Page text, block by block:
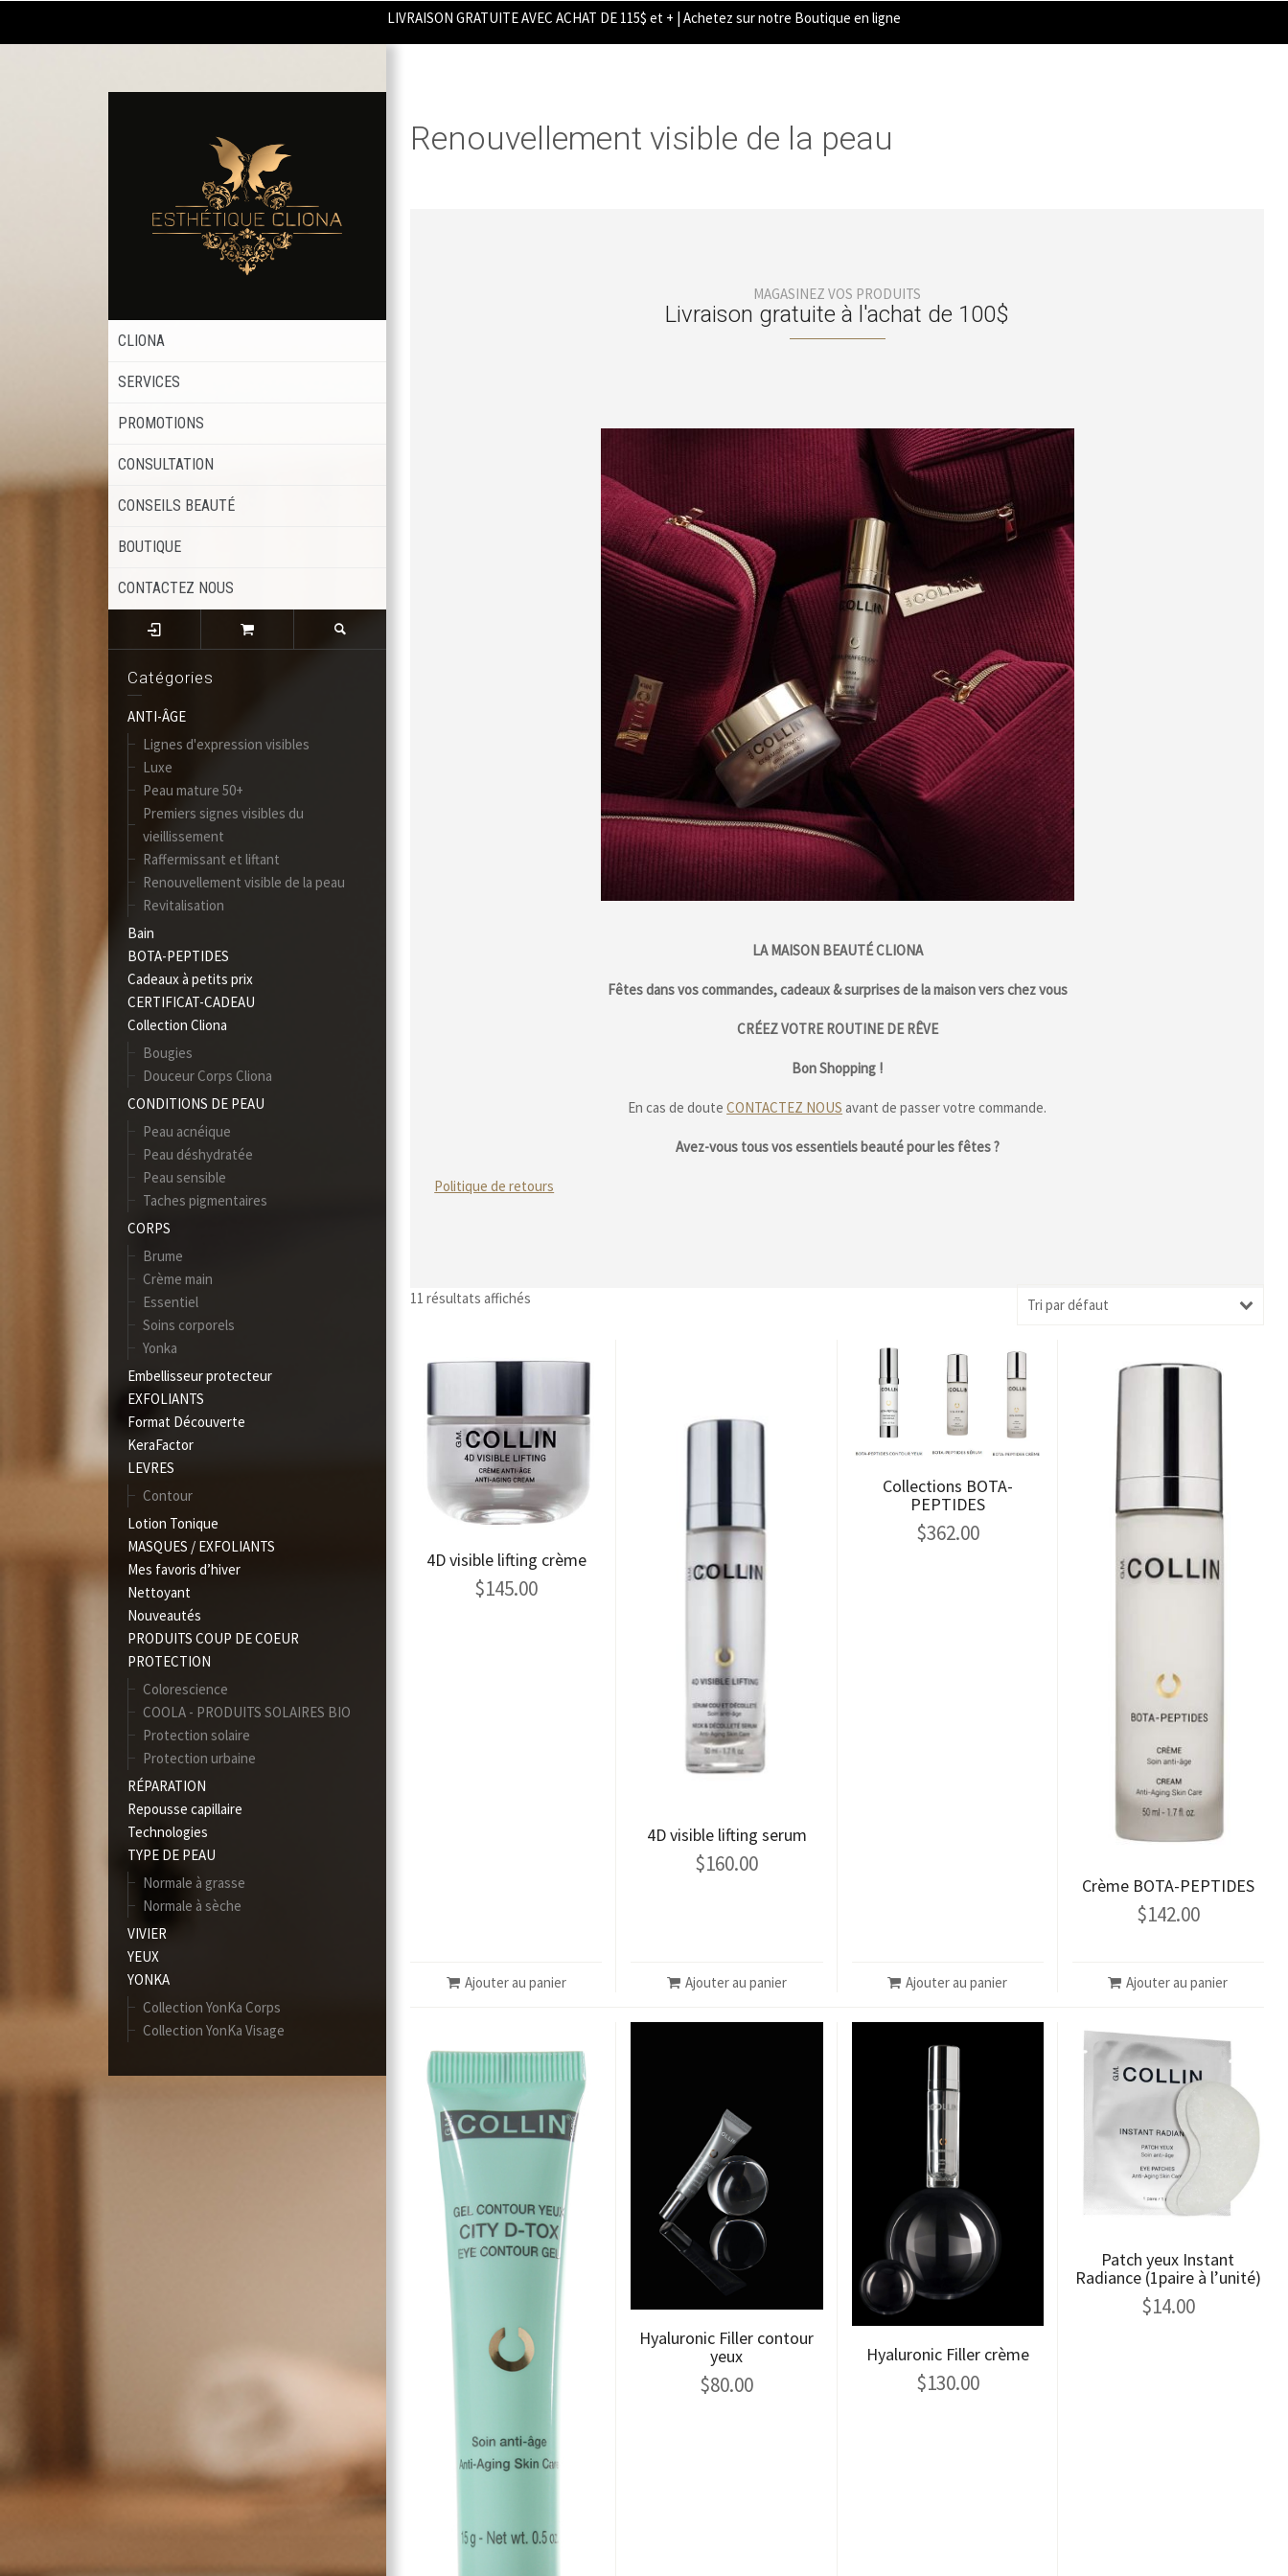
LIVRAISON GRATUITE AVEC ACHAT DE 115$ et + | Achetez sur notre Boutique en ligne
CLIONA
SERVICES
PROMOTIONS
CONSULTATION
CONSEILS BEAUTÉ
BOUTIQUE
CONTACTEZ NOUS
Catégories
ANTI-ÂGE
Lignes d'expression visibles
Luxe
Peau mature 50+
Premiers signes visibles du
vieillissement
Raffermissant et liftant
Renouvellement visible de la peau
Revitalisation
Bain
BOTA-PEPTIDES
Cadeaux à petits prix
CERTIFICAT-CADEAU
Collection Cliona
Bougies
Douceur Corps Cliona
CONDITIONS DE PEAU
Peau acnéique
Peau déshydratée
Peau sensible
Taches pigmentaires
CORPS
Brume
Crème main
Essentiel
Soins corporels
Yonka
Embellisseur protecteur
EXFOLIANTS
Format Découverte
KeraFactor
LEVRES
Contour
Lotion Tonique
MASQUES / EXFOLIANTS
Mes favoris d’hiver
Nettoyant
Nouveautés
PRODUITS COUP DE COEUR
PROTECTION
Colorescience
COOLA - PRODUITS SOLAIRES BIO
Protection solaire
Protection urbaine
RÉPARATION
Repousse capillaire
Technologies
TYPE DE PEAU
Normale à grasse
Normale à sèche
VIVIER
YEUX
YONKA
Collection YonKa Corps
Collection YonKa Visage
Renouvellement visible de la peau
MAGASINEZ VOS PRODUITS
Livraison gratuite à l'achat de 100$
LA MAISON BEAUTÉ CLIONA
Fêtes dans vos commandes, cadeaux & surprises de la maison vers chez vous
CRÉEZ VOTRE ROUTINE DE RÊVE
Bon Shopping !
En cas de douteCONTACTEZ NOUS avant de passer votre commande.
Avez-vous tous vos essentiels beauté pour les fêtes ?
Politique de retours
11 résultats affichés Tri par défaut
4D visible lifting crème
$145.00
Ajouter au panier
4D visible lifting serum
$160.00
Ajouter au panier
Collections BOTA-
PEPTIDES
$362.00
Ajouter au panier
Crème BOTA-PEPTIDES
$142.00
Ajouter au panier
Hyaluronic Filler contour
yeux
$80.00
Hyaluronic Filler crème
$130.00
Patch yeux Instant
Radiance (1paire à l’unité)
$14.00